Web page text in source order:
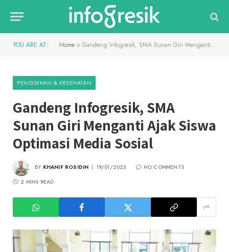
YOU ARE AT: Home » Gandeng Infogresik, SMA Sunan Giri Menganti Ajak Siswa Optimasi Media Sosial
PENDIDIKAN & KESEHATAN
Gandeng Infogresik, SMA
Sunan Giri Menganti Ajak Siswa
Optimasi Media Sosial
BY KHANIF ROSIDIN 19/01/2023
NO COMMENTS
2 MINS READ